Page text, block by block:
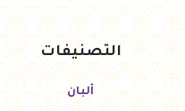
التصنيفات
ألبان